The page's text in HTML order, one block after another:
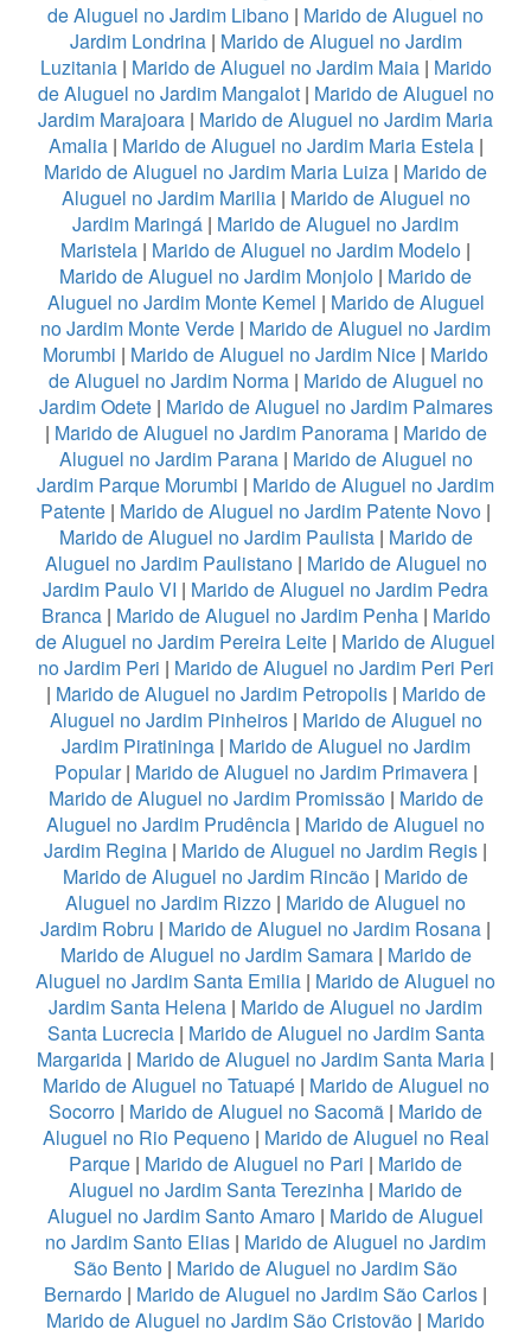
de Aluguel no Jardim Libano | Marido de Aluguel no
Jardim Londrina| Marido de Aluguel no Jardim
Luzitania| Marido de Aluguel no Jardim Maia| Marido
de Aluguel no Jardim Mangalot| Marido de Aluguel no
Jardim Marajoara | Marido de Aluguel no Jardim Maria
Amalia| Marido de Aluguel no Jardim Maria Estela|
Marido de Aluguel no Jardim Maria Luiza | Marido de
Aluguel no Jardim Marilia| Marido de Aluguel no
Jardim Maringá | Marido de Aluguel no Jardim
Maristela | Marido de Aluguel no Jardim Modelo |
Marido de Aluguel no Jardim Monjolo | Marido de
Aluguel no Jardim Monte Kemel | Marido de Aluguel
no Jardim Monte Verde | Marido de Aluguel no Jardim
Morumbi | Marido de Aluguel no Jardim Nice | Marido
de Aluguel no Jardim Norma| Marido de Aluguel no
Jardim Odete| Marido de Aluguel no Jardim Palmares
| Marido de Aluguel no Jardim Panorama| Marido de
Aluguel no Jardim Parana| Marido de Aluguel no
Jardim Parque Morumbi | Marido de Aluguel no Jardim
Patente | Marido de Aluguel no Jardim Patente Novo |
Marido de Aluguel no Jardim Paulista| Marido de
Aluguel no Jardim Paulistano| Marido de Aluguel no
Jardim Paulo VI | Marido de Aluguel no Jardim Pedra
Branca| Marido de Aluguel no Jardim Penha| Marido
de Aluguel no Jardim Pereira Leite | Marido de Aluguel
no Jardim Peri | Marido de Aluguel no Jardim Peri Peri
| Marido de Aluguel no Jardim Petropolis| Marido de
Aluguel no Jardim Pinheiros| Marido de Aluguel no
Jardim Piratininga| Marido de Aluguel no Jardim
Popular| Marido de Aluguel no Jardim Primavera|
Marido de Aluguel no Jardim Promissão| Marido de
Aluguel no Jardim Prudência | Marido de Aluguel no
Jardim Regina | Marido de Aluguel no Jardim Regis |
Marido de Aluguel no Jardim Rincão | Marido de
Aluguel no Jardim Rizzo | Marido de Aluguel no
Jardim Robru | Marido de Aluguel no Jardim Rosana |
Marido de Aluguel no Jardim Samara| Marido de
Aluguel no Jardim Santa Emilia | Marido de Aluguel no
Jardim Santa Helena | Marido de Aluguel no Jardim
Santa Lucrecia| Marido de Aluguel no Jardim Santa
Margarida | Marido de Aluguel no Jardim Santa Maria |
Marido de Aluguel no Tatuapé| Marido de Aluguel no
Socorro | Marido de Aluguel no Sacomã | Marido de
Aluguel no Rio Pequeno| Marido de Aluguel no Real
Parque | Marido de Aluguel no Pari | Marido de
Aluguel no Jardim Santa Terezinha | Marido de
Aluguel no Jardim Santo Amaro | Marido de Aluguel
no Jardim Santo Elias | Marido de Aluguel no Jardim
São Bento | Marido de Aluguel no Jardim São
Bernardo | Marido de Aluguel no Jardim São Carlos |
Marido de Aluguel no Jardim São Cristovão | Marido